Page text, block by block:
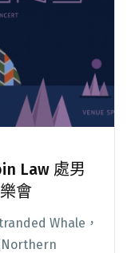
Law 處男
會
Whale，
Northern